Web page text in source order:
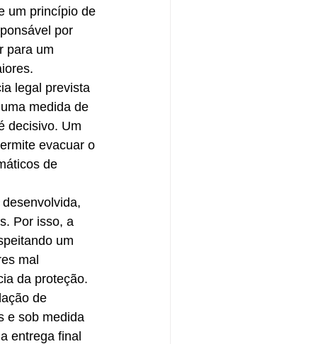
um princípio de
por
para um
legal prevista
medida de
decisivo. Um
evacuar o
de
Por isso, a
um
mal
da proteção.
de
e sob medida
entrega final